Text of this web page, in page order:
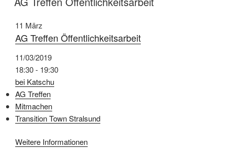
11 März
AG Treffen Öffentlichkeitsarbeit
11/03/2019
18:30 - 19:30
bei Katschu
AG Treffen
Mitmachen
Transition Town Stralsund
Weitere Informationen